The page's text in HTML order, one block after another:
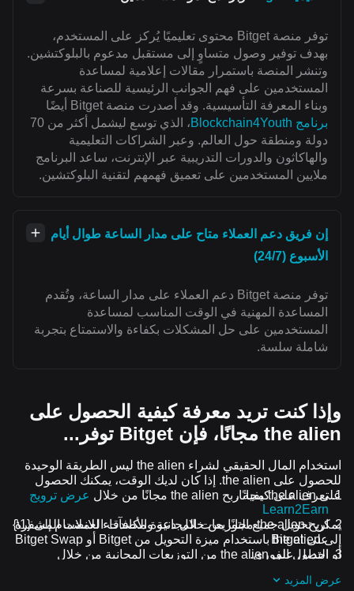
توفر منصة Bitget محتوى تعليميًا يُركز على المستخدم،
بهدف توفير وصول متساوٍ إلى مستقبل مدعوم بالبلوكتشين.
وتنشر المنصة باستمرار مقالات إعلامية لمساعدة
المستخدمين على فهم الجوانب الرئيسية للصناعة بسرعة
وبناء المعرفة التأسيسية. وقد أصدرت منصة Bitget أيضًا
برنامج Blockchain4Youth
، الذي توسع ليشمل أكثر من 70
دولة ومنطقة حول العالم. وعبر الشراكات التعليمية
والهاكاثون والدورات التدريبية عبر الإنترنت، ساعد البرنامج
ملايين المستخدمين على تعميق فهمهم لتقنية البلوكتشين.
إن فريق دعم العملاء متاح على مدار الساعة طوال أيام
الأسبوع (24/7)
توفر منصة Bitget دعم العملاء على مدار الساعة، وتُقدم
المساعدة المهنية في الوقت المناسب لمساعدة
المستخدمين على حل المشكلات بكفاءة والاستمتاع بتجربة
شاملة سلسة.
وإذا كنت تريد معرفة كيفية الحصول على
the alien مجانًا، فإن Bitget توفر...
استخدام المال الحقيقي لشراء the alien ليس الطريقة الوحيدة
للحصول على the alien. إذا كان لديك الوقت، يمكنك الحصول
على the alien مجانًا.تعرف على كيفية ربح the alien مجانًا من خلال
عرض ترويج
Learn2Earn
اربح the alien مجانًا من خلال دعوة الأصدقاء للانضمام إلى {1\}
على Bitget
احصل على the alien من التوزيعات المجانية من خلال
يمكن تحويل جميع التوزيعات المجانية ومكافآت العملات المشفرة
إلى the alien باستخدام ميزة التحويل من Bitget أو Bitget Swap
أو التداول الفوري.
عرض المزيد